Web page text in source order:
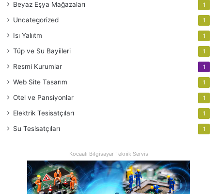
Beyaz Eşya Mağazaları 1
Uncategorized 1
Isı Yalııtm 1
Tüp ve Su Bayiileri 1
Resmi Kurumlar 1
Web Site Tasarım 1
Otel ve Pansiyonlar 1
Elektrik Tesisatçıları 1
Su Tesisatçıları 1
Kocaali Bilgisayar Teknik Servis